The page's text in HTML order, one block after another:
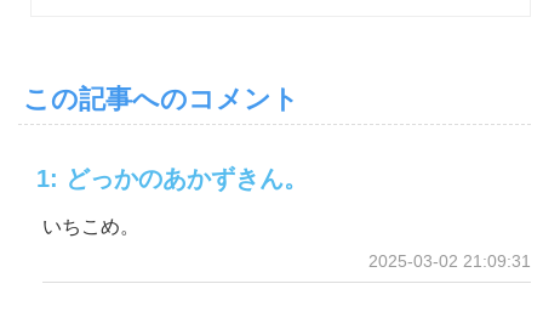
この記事へのコメント
1: どっかのあかずきん。
いちこめ。
2025-03-02 21:09:31